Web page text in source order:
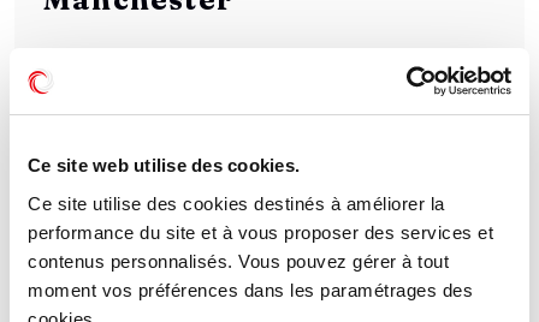
Ce site web utilise des cookies.
Ce site utilise des cookies destinés à améliorer la
performance du site et à vous proposer des services et
contenus personnalisés. Vous pouvez gérer à tout
moment vos préférences dans les paramétrages des
614 m²
Unique
SCPI Eden